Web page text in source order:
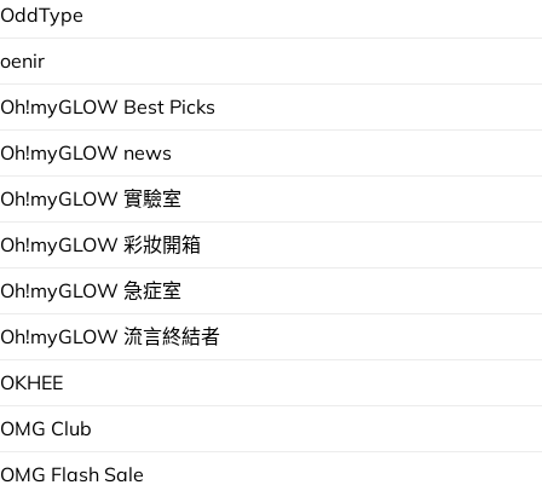
OddType
oenir
Oh!myGLOW Best Picks
Oh!myGLOW news
Oh!myGLOW 實驗室
Oh!myGLOW 彩妝開箱
Oh!myGLOW 急症室
Oh!myGLOW 流言終結者
OKHEE
OMG Club
OMG Flash Sale